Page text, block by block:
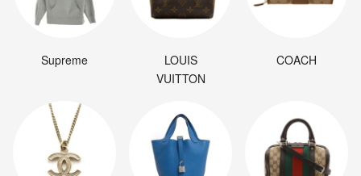
Supreme
LOUIS
VUITTON
COACH